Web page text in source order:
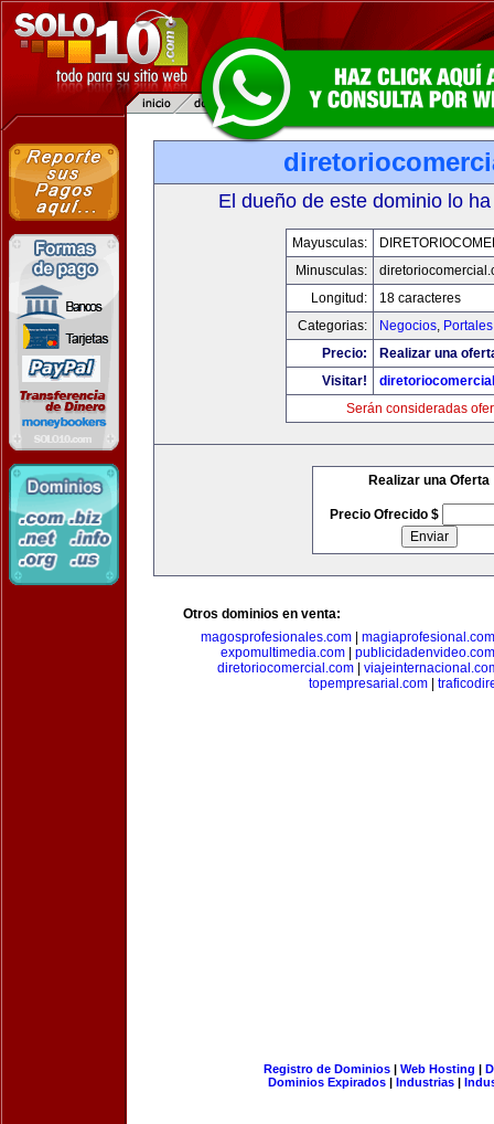
El dueño de este dominio lo
Mayusculas:
Minusculas:
Longitud:
18 caracteres
Categorias:
Negocios, Portales
Precio:
Realizar una
Visitar!
Serán consideradas
Realizar una Oferta
Precio Ofrecido $
Otros dominios en venta:
magosprofesionales.com
magiaprofesional.com
expomultimedia.com
publicidadenvideo.com
diretoriocomercial.com
topempresarial.com|
Registro de Dominios| Web Hosting |
Dominios Expirados | Industrias |